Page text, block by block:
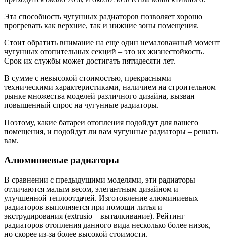
Эта способность чугунных радиаторов позволяет хорошо
прогревать как верхние, так и нижние зоны помещения.
Стоит обратить внимание на еще один немаловажный момент
чугунных отопительных секций – это их жизнестойкость.
Срок их службы может достигать пятидесяти лет.
В сумме с невысокой стоимостью, прекрасными
техническими характеристиками, наличием на строительном
рынке множества моделей различного дизайна, вызван
повышенный спрос на чугунные радиаторы.
Поэтому, какие батареи отопления подойдут для вашего
помещения, и подойдут ли вам чугунные радиаторы – решать
вам.
Алюминиевые радиаторы
В сравнении с предыдущими моделями, эти радиаторы
отличаются малым весом, элегантным дизайном и
улучшенной теплоотдачей. Изготовление алюминиевых
радиаторов выполняется при помощи литья и
экструдирования (extrusio – выталкивание). Рейтинг
радиаторов отопления данного вида несколько более низок,
но скорее из-за более высокой стоимости.